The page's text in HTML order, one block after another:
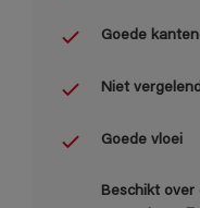
Goede
Niet
Goede vloei
Beschikt over